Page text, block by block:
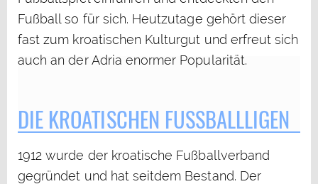
Fußball so für sich. Heutzutage gehört dieser
fast zum kroatischen Kulturgut und erfreut sich
auch an der Adria enormer Popularität.
DIE KROATISCHEN FUSSBALLLIGEN
1912 wurde der kroatische Fußballverband
gegründet und hat seitdem Bestand. Der